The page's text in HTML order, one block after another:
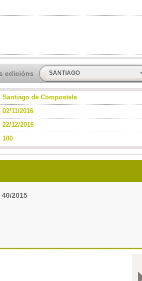
edicións
Santiago de Compostela
02/11/2016
22/12/2016
100
2015